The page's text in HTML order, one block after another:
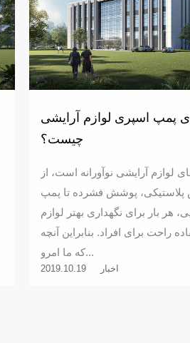
پمپ اسپری لوازم آرایشی
چیست؟
آرایشی نوآورانه است، از
پلاستیکی، پوشش فشرده تا پمپ
هر بار برای نگهداری بهتر لوازم
راحت برای افراد. بنابراین آنچه
که ما امرو...
2019.10.19 اخبار